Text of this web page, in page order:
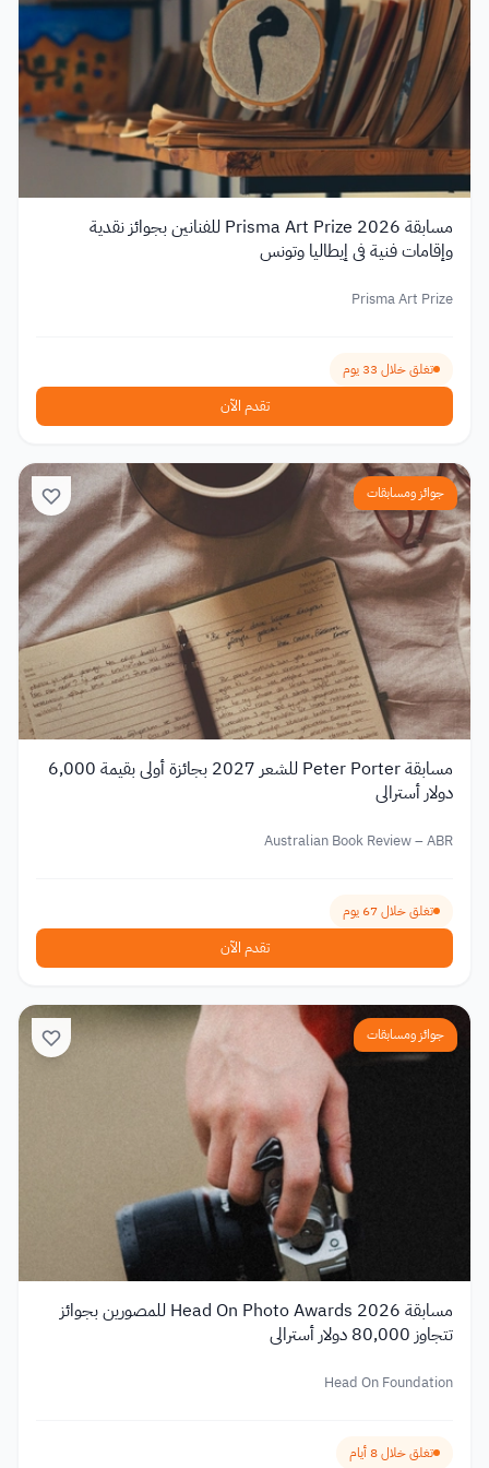
مسابقة Prisma Art Prize 2026 للفنانين بجوائز نقدية
وإقامات فنية في إيطاليا وتونس
Prisma Art Prize
تغلق خلال 33 يوم
تقدم الآن
جوائز ومسابقات
مسابقة Peter Porter للشعر 2027 بجائزة أولى بقيمة 6,000
دولار أسترالي
Australian Book Review – ABR
تغلق خلال 67 يوم
تقدم الآن
جوائز ومسابقات
مسابقة Head On Photo Awards 2026 للمصورين بجوائز
تتجاوز 80,000 دولار أسترالي
Head On Foundation
تغلق خلال 8 أيام